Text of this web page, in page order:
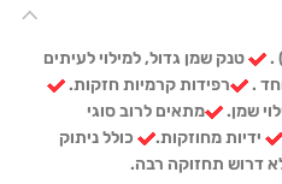
.
טנק שמן גדול, למילוי לעיתים
.
רפידות קרמיות חזקות.
שמן.
מתאים לרוב סוגי
ידיות מחוזקות.
כולל ניתוק
דרוש תחזוקה רבה.